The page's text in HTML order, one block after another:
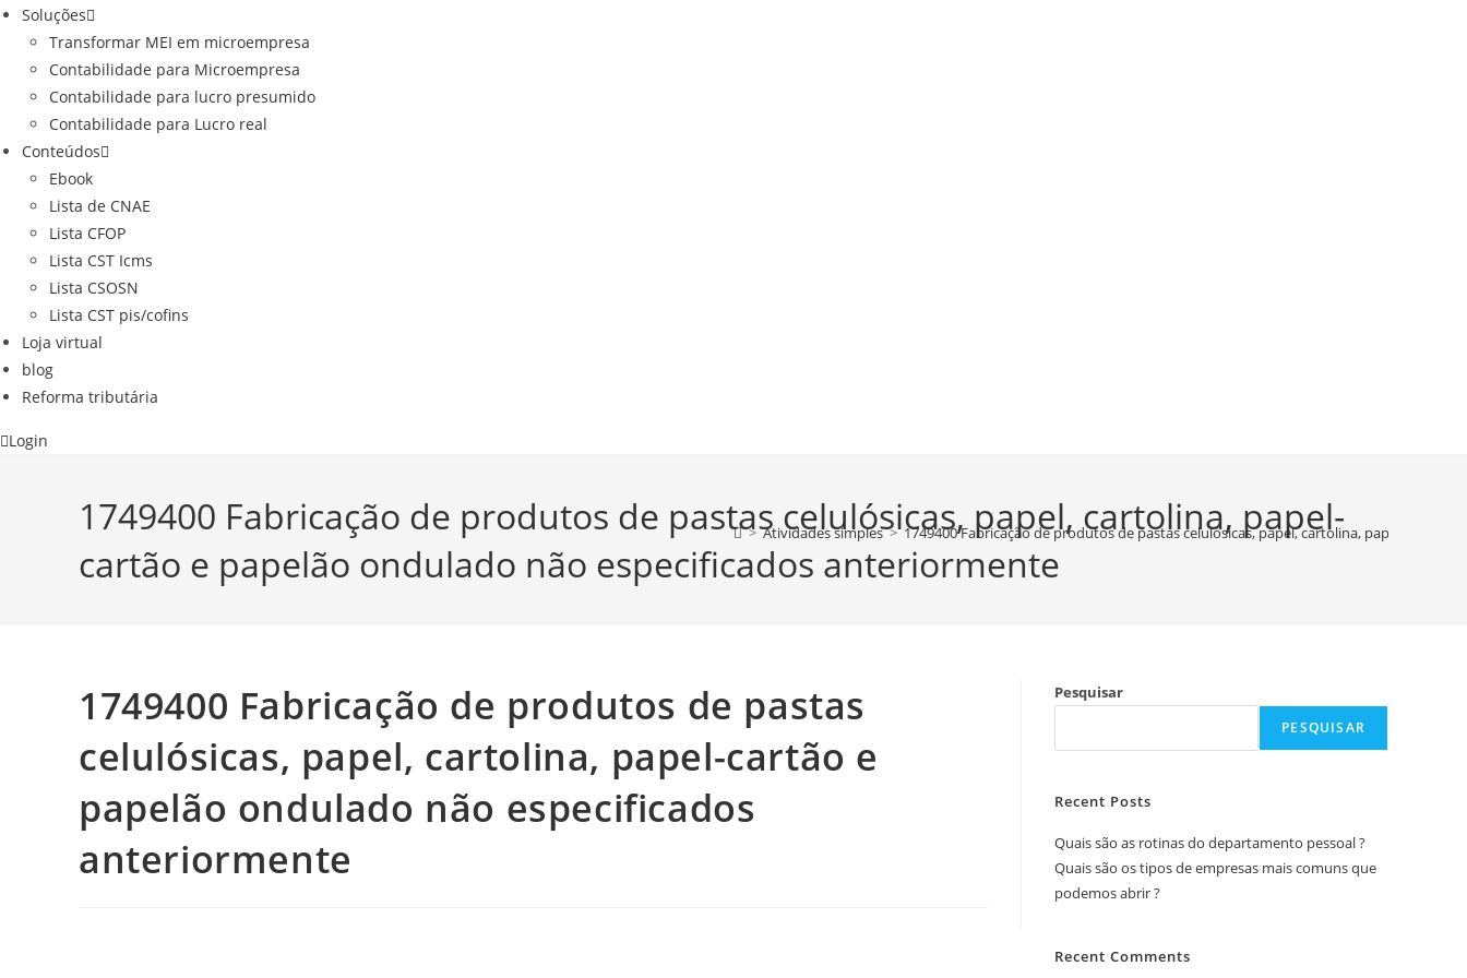
Soluções
Transformar MEI em microempresa
Contabilidade para Microempresa
Contabilidade para lucro presumido
Contabilidade para Lucro real
Conteúdos
Ebook
Lista de CNAE
Lista CFOP
Lista CST Icms
Lista CSOSN
Lista CST pis/cofins
Loja virtual
blog
Reforma tributária
Login
1749400 Fabricação de produtos de pastas celulósicas, papel, cartolina, papel-
cartão e papelão ondulado não especificados anteriormente
> Atividades simples > 1749400 Fabricação de produtos de pastas celulósicas, papel, cartolina, papel-cartão
1749400 Fabricação de produtos de pastas
celulósicas, papel, cartolina, papel-cartão e
papelão ondulado não especificados
anteriormente
Pesquisar
PESQUISAR
Recent Posts
Quais são as rotinas do departamento pessoal ?
Quais são os tipos de empresas mais comuns que
podemos abrir ?
Recent Comments